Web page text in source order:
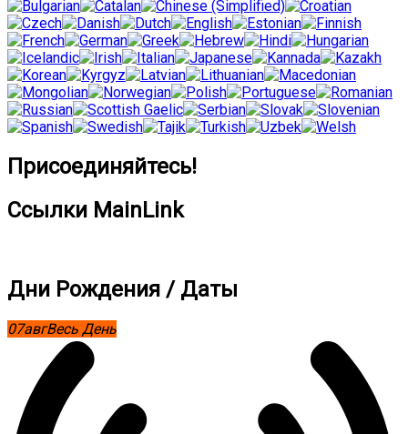
Присоединяйтесь!
Ссылки MainLink
Дни Рождения / Даты
07авгВесь День